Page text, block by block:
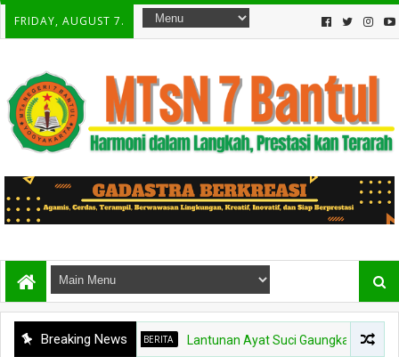
FRIDAY, AUGUST 7.
Breaking News
BERITA Lantunan Ayat Suci Gaungkan